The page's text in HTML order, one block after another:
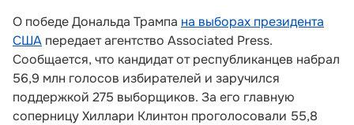
О победе Дональда Трампа на выборах президента
США передает агентство Associated Press.
Сообщается, что кандидат от республиканцев набрал
56,9 млн голосов избирателей и заручился
поддержкой 275 выборщиков. За его главную
соперницу Хиллари Клинтон проголосовали 55,8